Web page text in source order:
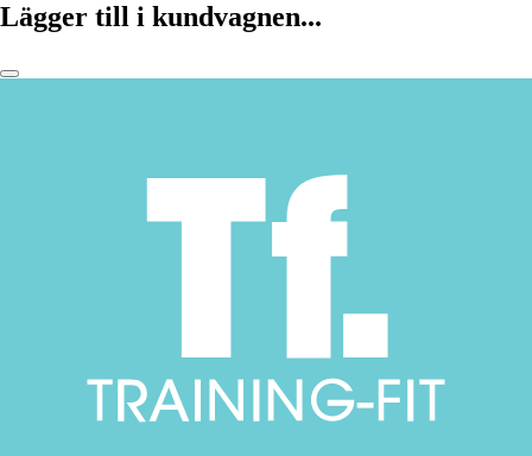
Lägger till i kundvagnen...